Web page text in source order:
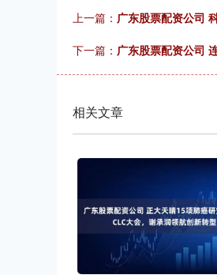
上一篇： 广东股票配资公司
下一篇： 广东股票配资公司
相关文章